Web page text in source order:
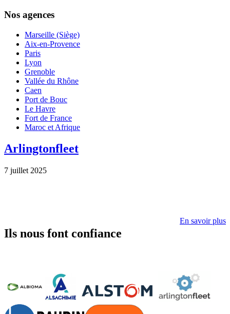
Nos agences
Marseille (Siège)
Aix-en-Provence
Paris
Lyon
Grenoble
Vallée du Rhône
Caen
Port de Bouc
Le Havre
Fort de France
Maroc et Afrique
Arlingtonfleet
7 juillet 2025
Ils nous font confiance
En savoir plus